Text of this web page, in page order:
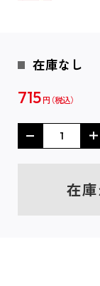
在庫なし
715 円
在